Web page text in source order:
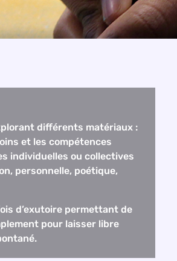
différents matériaux :
et les compétences
individuelles ou collectives
personnelle, poétique,
d’exutoire permettant de
pour laisser libre